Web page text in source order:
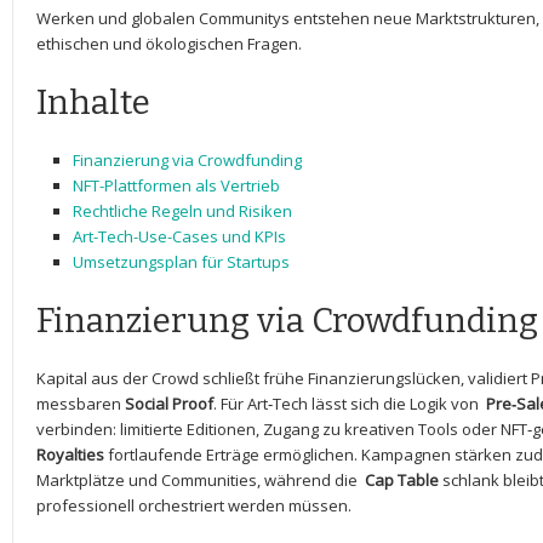
Werken und globalen Communitys entstehen neue
ethischen ⁤und ökologischen Fragen.
Inhalte
Finanzierung via Crowdfunding
NFT-Plattformen⁢ als Vertrieb
Rechtliche Regeln und ⁤Risiken
Art-Tech-Use-Cases und KPIs
Umsetzungsplan für Startups
Finanzierung ⁤via Crowdfunding
Kapital aus der Crowd schließt frühe Finanzierungslücken, validiert
⁣messbaren Social Proof. Für‌ Art‑Tech lässt ⁢sich die Logik von ⁣
verbinden: ⁤limitierte Editionen, Zugang​ zu ​kreativen ‌Tools⁤ oder
Royaltiesfortlaufende Erträge‍ ermöglichen. ‌Kampagnen stärken
Marktplätze und Communities, ​während die ⁢ Cap Table schlank
professionell orchestriert werden müssen.